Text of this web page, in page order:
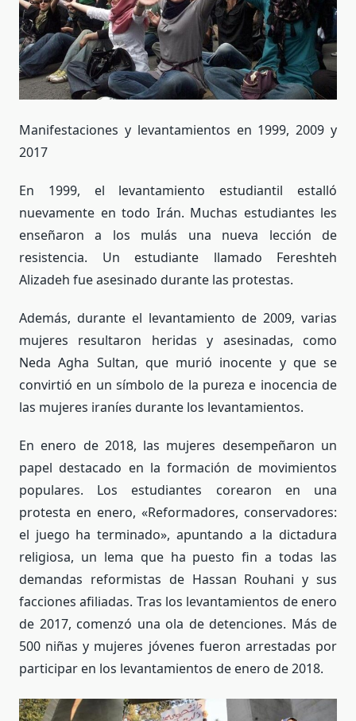
Manifestaciones y levantamientos en 1999, 2009 y
2017
En 1999, el levantamiento estudiantil estalló
nuevamente en todo Irán. Muchas estudiantes les
enseñaron a los mulás una nueva lección de
resistencia. Un estudiante llamado Fereshteh
Alizadeh fue asesinado durante las protestas.
Además, durante el levantamiento de 2009, varias
mujeres resultaron heridas y asesinadas, como
Neda Agha Sultan, que murió inocente y que se
convirtió en un símbolo de la pureza e inocencia de
las mujeres iraníes durante los levantamientos.
En enero de 2018, las mujeres desempeñaron un
papel destacado en la formación de movimientos
populares. Los estudiantes corearon en una
protesta en enero, «Reformadores, conservadores:
el juego ha terminado», apuntando a la dictadura
religiosa, un lema que ha puesto fin a todas las
demandas reformistas de Hassan Rouhani y sus
facciones afiliadas. Tras los levantamientos de enero
de 2017, comenzó una ola de detenciones. Más de
500 niñas y mujeres jóvenes fueron arrestadas por
participar en los levantamientos de enero de 2018.